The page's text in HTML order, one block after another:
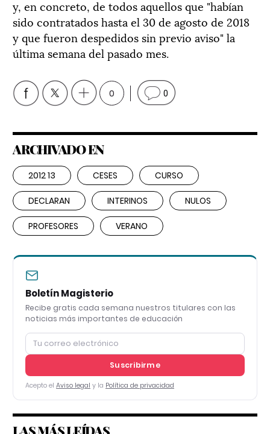
y, en concreto, de todos aquellos que "habían
sido contratados hasta el 30 de agosto de 2018
y que fueron despedidos sin previo aviso" la
última semana del pasado mes.
0 0
ARCHIVADO EN
2012 13 CESES CURSO
DECLARAN INTERINOS NULOS
PROFESORES VERANO
Boletín Magisterio
Recibe gratis cada semana nuestros titulares con las
noticias más importantes de educación
Suscribirme
Acepto el Aviso legal y la Política de privacidad
LAS MÁS LEÍDAS